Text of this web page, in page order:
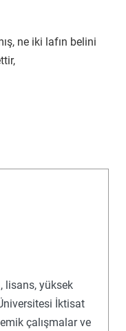
ne iki lafın belini
lisans, yüksek
İktisat
çalışmalar ve